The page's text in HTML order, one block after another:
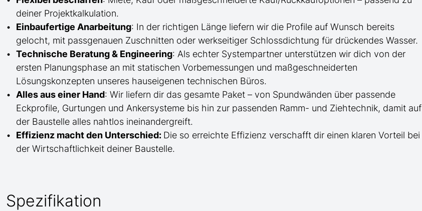
deiner Projektkalkulation.
Einbaufertige Anarbeitung: In der richtigen Länge liefern wir die Profile auf Wunsch bereits
gelocht, mit passgenauen Zuschnitten oder werkseitiger Schlossdichtung für drückendes Wasser.
Technische Beratung & Engineering: Als echter Systempartner unterstützen wir dich von der
ersten Planungsphase an mit statischen Vorbemessungen und maßgeschneiderten
Lösungskonzepten unseres hauseigenen technischen Büros.
Alles aus einer Hand: Wir liefern dir das gesamte Paket – von Spundwänden über passende
Eckprofile, Gurtungen und Ankersysteme bis hin zur passenden Ramm- und Ziehtechnik, damit auf
der Baustelle alles nahtlos ineinandergreift.
Effizienz macht den Unterschied: Die so erreichte Effizienz verschafft dir einen klaren Vorteil bei
der Wirtschaftlichkeit deiner Baustelle.
Spezifikation